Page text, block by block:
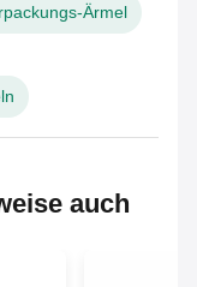
Ärmel
auch